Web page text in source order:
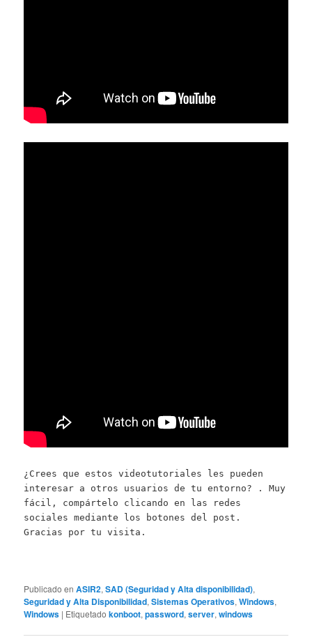
¿Crees que estos videotutoriales les pueden
interesar a otros usuarios de tu entorno? . Muy
fácil, compártelo clicando en las redes
sociales mediante los botones del post.
Gracias por tu visita.
Publicado en ASIR2,SAD (Seguridad y Alta disponibilidad),
Seguridad y Alta Disponibilidad,Sistemas Operativos,Windows,
Windows | Etiquetado konboot,password,server,windows